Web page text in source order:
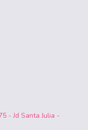
- Jd Santa Julia -